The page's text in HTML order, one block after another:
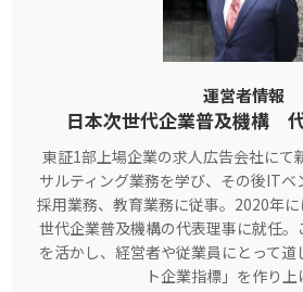
運営者情報
日本次世代企業普及機構
東証1部上場企業の求人広告会社にて
サルティング業務を学び、その後IT
採用業務、教育業務に従事。2020年
世代企業普及機構の代表理事に就任
を活かし、経営者や従業員にとって道
ト企業指標」を作り上